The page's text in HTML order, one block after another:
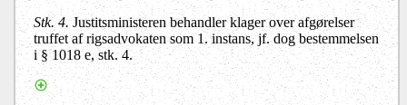
Stk. 4. Justitsministeren behandler klager over afgørelser
truffet af rigsadvokaten som 1. instans, jf. dog bestemmelsen
i § 1018 e, stk. 4.